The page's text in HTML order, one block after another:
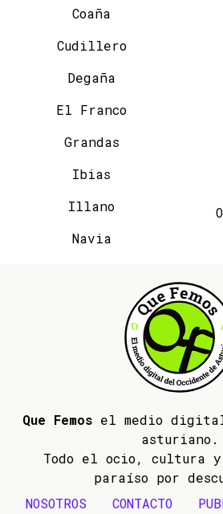
Coaña
Cudillero
Degaña
El Franco
Grandas
Ibias
Illano
Navia
Que Femos el medio
asturiano.
Todo el ocio, cultura
paraíso por
NOSOTROS
CONTACTO